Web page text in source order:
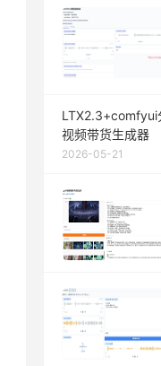
LTX2.3+comfyui
视频带货生成器
2026-05-21